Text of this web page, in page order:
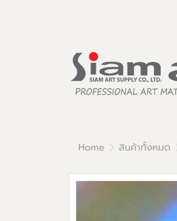
Home สินค้าทั้งหมด